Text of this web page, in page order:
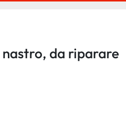
nastro, da riparare